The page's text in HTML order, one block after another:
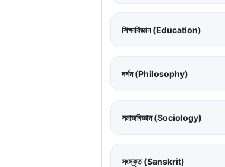
শিক্ষাবিজ্ঞান (Education)
দর্শন (Philosophy)
সমাজবিজ্ঞান (Sociology)
সংস্কৃত (Sanskrit)